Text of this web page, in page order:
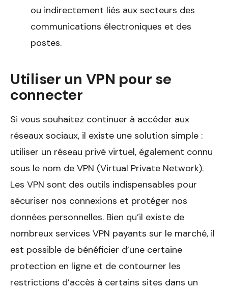
ou indirectement liés aux secteurs des
communications électroniques et des
postes.
Utiliser un VPN pour se
connecter
Si vous souhaitez continuer à accéder aux
réseaux sociaux, il existe une solution simple :
utiliser un réseau privé virtuel, également connu
sous le nom de VPN (Virtual Private Network).
Les VPN sont des outils indispensables pour
sécuriser nos connexions et protéger nos
données personnelles. Bien qu’il existe de
nombreux services VPN payants sur le marché, il
est possible de bénéficier d’une certaine
protection en ligne et de contourner les
restrictions d’accès à certains sites dans un